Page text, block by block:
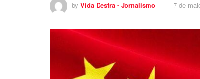
by Vida Destra - Jornalismo 7 de